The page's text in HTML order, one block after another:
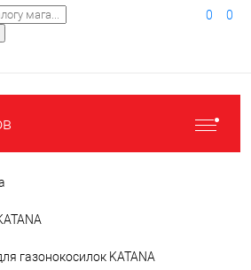
0 0
газонокосилок KATANA